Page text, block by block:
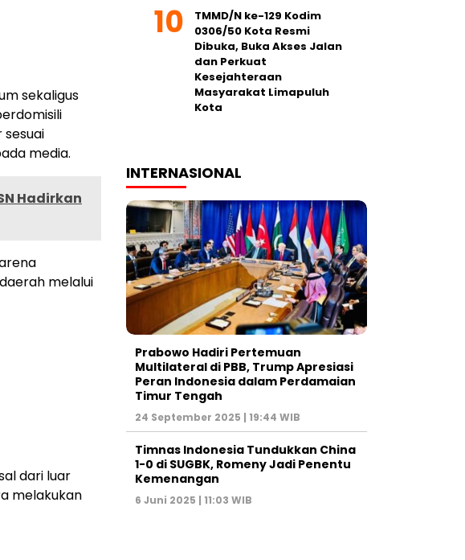
sekaligus
media.
Hadirkan
melalui
dari luar
melakukan
TMMD/N ke-129 Kodim
0306/50 Kota Resmi
Dibuka, Buka Akses Jalan
dan Perkuat
Kesejahteraan
Masyarakat Limapuluh
Kota
INTERNASIONAL
Prabowo Hadiri Pertemuan
Multilateral di PBB, Trump Apresiasi
Peran Indonesia dalam Perdamaian
Timur Tengah
24 September 2025 | 19:44 WIB
Timnas Indonesia Tundukkan China
1-0 di SUGBK, Romeny Jadi Penentu
Kemenangan
6 Juni 2025 | 11:03 WIB